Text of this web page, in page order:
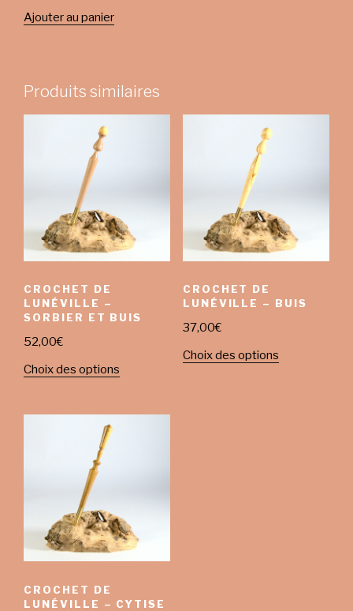
Ajouter au panier
Produits similaires
CROCHET DE
LUNÉVILLE –
SORBIER ET BUIS
52,00€
Choix des options
CROCHET DE
LUNÉVILLE – BUIS
37,00€
Choix des options
CROCHET DE
LUNÉVILLE – CYTISE